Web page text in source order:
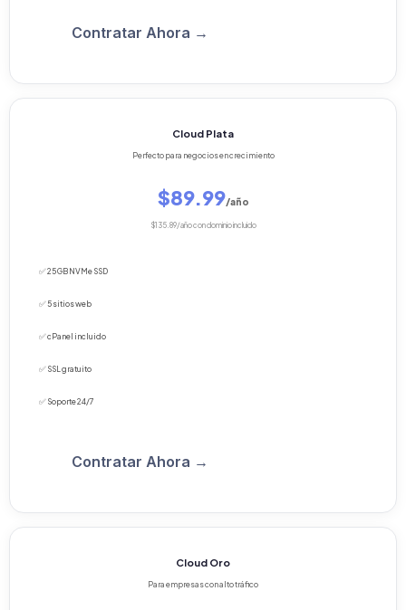
Contratar Ahora →
Cloud Plata
Perfecto para negocios en crecimiento
$89.99/año
$135.89/año con dominio incluido
✅ 25 GB NVMe SSD
✅ 5 sitios web
✅ cPanel incluido
✅ SSL gratuito
✅ Soporte 24/7
Contratar Ahora →
Cloud Oro
Para empresas con alto tráfico